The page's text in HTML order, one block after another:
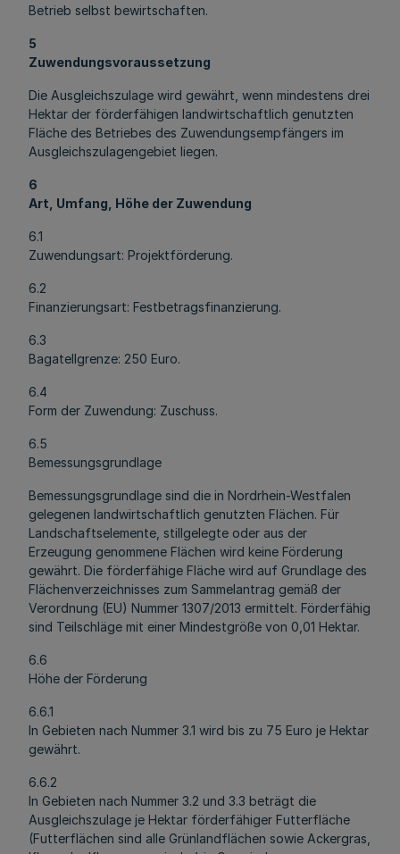
Betrieb selbst bewirtschaften.
5
Zuwendungsvoraussetzung
Die Ausgleichszulage wird gewährt, wenn mindestens drei
Hektar der förderfähigen landwirtschaftlich genutzten
Fläche des Betriebes des Zuwendungsempfängers im
Ausgleichszulagengebiet liegen.
6
Art, Umfang, Höhe der Zuwendung
6.1
Zuwendungsart: Projektförderung.
6.2
Finanzierungsart: Festbetragsfinanzierung.
6.3
Bagatellgrenze: 250 Euro.
6.4
Form der Zuwendung: Zuschuss.
6.5
Bemessungsgrundlage
Bemessungsgrundlage sind die in Nordrhein-Westfalen
gelegenen landwirtschaftlich genutzten Flächen. Für
Landschaftselemente, stillgelegte oder aus der
Erzeugung genommene Flächen wird keine Förderung
gewährt. Die förderfähige Fläche wird auf Grundlage des
Flächenverzeichnisses zum Sammelantrag gemäß der
Verordnung (EU) Nummer 1307/2013 ermittelt. Förderfähig
sind Teilschläge mit einer Mindestgröße von 0,01 Hektar.
6.6
Höhe der Förderung
6.6.1
In Gebieten nach Nummer 3.1 wird bis zu 75 Euro je Hektar
gewährt.
6.6.2
In Gebieten nach Nummer 3.2 und 3.3 beträgt die
Ausgleichszulage je Hektar förderfähiger Futterfläche
(Futterflächen sind alle Grünlandflächen sowie Ackergras,